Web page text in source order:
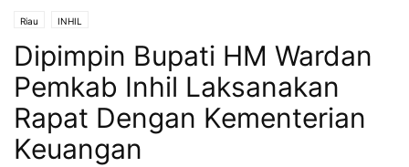
Riau INHIL
Dipimpin Bupati HM Wardan
Pemkab Inhil Laksanakan
Rapat Dengan Kementerian
Keuangan